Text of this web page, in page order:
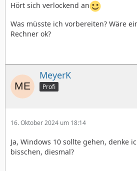
Hört sich verlockend an
Was müsste ich vorbereiten? Wäre
Rechner ok?
MeyerK
Profi
16. Oktober 2024 um 18:14
Ja, Windows 10 sollte gehen, denke
bisschen, diesmal?